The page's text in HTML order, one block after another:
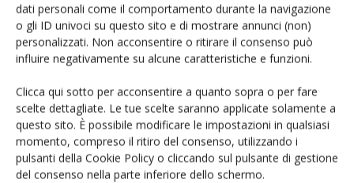
dati personali come il comportamento durante la navigazione
o gli ID univoci su questo sito e di mostrare annunci (non)
personalizzati. Non acconsentire o ritirare il consenso può
influire negativamente su alcune caratteristiche e funzioni.
Clicca qui sotto per acconsentire a quanto sopra o per fare
scelte dettagliate. Le tue scelte saranno applicate solamente a
questo sito. È possibile modificare le impostazioni in qualsiasi
momento, compreso il ritiro del consenso, utilizzando i
pulsanti della Cookie Policy o cliccando sul pulsante di gestione
del consenso nella parte inferiore dello schermo.
Salva il mio nome, email e sito web in questo browser per la
prossima volta che commento.